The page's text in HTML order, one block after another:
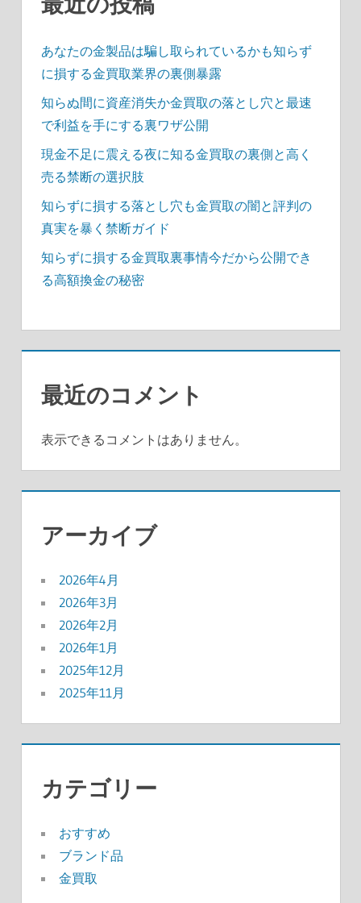
あなたの金製品は騙し取られているかも知らず
に損する金買取業界の裏側暴露
知らぬ間に資産消失か金買取の落とし穴と最速
で利益を手にする裏ワザ公開
現金不足に震える夜に知る金買取の裏側と高く
売る禁断の選択肢
知らずに損する落とし穴も金買取の闇と評判の
真実を暴く禁断ガイド
知らずに損する金買取裏事情今だから公開でき
る高額換金の秘密
最近のコメント
表示できるコメントはありません。
アーカイブ
2026年4月
2026年3月
2026年2月
2026年1月
2025年12月
2025年11月
カテゴリー
おすすめ
ブランド品
金買取